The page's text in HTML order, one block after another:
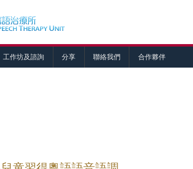
工作坊及諮詢 分享 聯絡我們 合作夥伴